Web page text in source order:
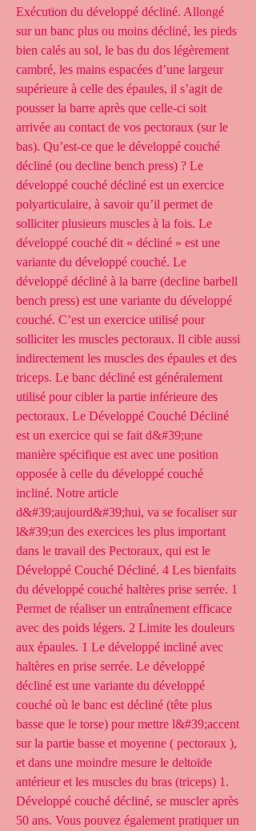
Exécution du développé décliné. Allongé
sur un banc plus ou moins décliné, les pieds
bien calés au sol, le bas du dos légèrement
cambré, les mains espacées d’une largeur
supérieure à celle des épaules, il s’agit de
pousser la barre après que celle-ci soit
arrivée au contact de vos pectoraux (sur le
bas). Qu’est-ce que le développé couché
décliné (ou decline bench press) ? Le
développé couché décliné est un exercice
polyarticulaire, à savoir qu’il permet de
solliciter plusieurs muscles à la fois. Le
développé couché dit « décliné » est une
variante du développé couché. Le
développé décliné à la barre (decline barbell
bench press) est une variante du développé
couché. C’est un exercice utilisé pour
solliciter les muscles pectoraux. Il cible aussi
indirectement les muscles des épaules et des
triceps. Le banc décliné est généralement
utilisé pour cibler la partie inférieure des
pectoraux. Le Développé Couché Décliné
est un exercice qui se fait d&#39;une
manière spécifique est avec une position
opposée à celle du développé couché
incliné. Notre article
d&#39;aujourd&#39;hui, va se focaliser sur
l&#39;un des exercices les plus important
dans le travail des Pectoraux, qui est le
Développé Couché Décliné. 4 Les bienfaits
du développé couché haltères prise serrée. 1
Permet de réaliser un entraînement efficace
avec des poids légers. 2 Limite les douleurs
aux épaules. 1 Le développé incliné avec
haltères en prise serrée. Le développé
décliné est une variante du développé
couché où le banc est décliné (tête plus
basse que le torse) pour mettre l&#39;accent
sur la partie basse et moyenne ( pectoraux ),
et dans une moindre mesure le deltoïde
antérieur et les muscles du bras (triceps) 1.
Développé couché décliné, se muscler après
50 ans. Vous pouvez également pratiquer un